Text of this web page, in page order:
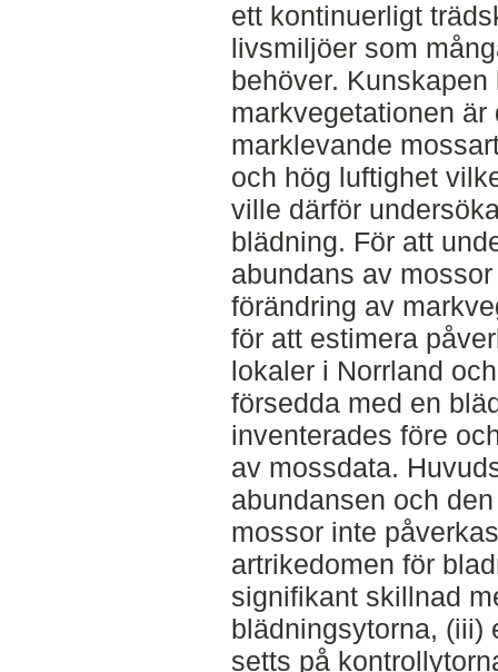
ett kontinuerligt
livsmiljöer som
behöver.
markvegetationen
marklevande
och hög luftighet
ville därför
blädning. För att
abundans av
förändring av
för att estimera
lokaler i Norrland
försedda med en
inventerades före
av mossdata.
abundansen och
mossor inte
artrikedomen för
signifikant skillnad
blädningsytorna, (iii)
setts på